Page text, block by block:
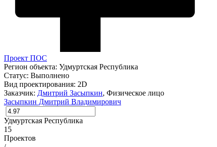
Проект ПОС
Регион объекта: Удмуртская Республика
Статус: Выполнено
Вид проектирования: 2D
Заказчик: Дмитрий Засыпкин, Физическое лицо
Засыпкин Дмитрий Владимирович
Удмуртская Республика
15
Проектов